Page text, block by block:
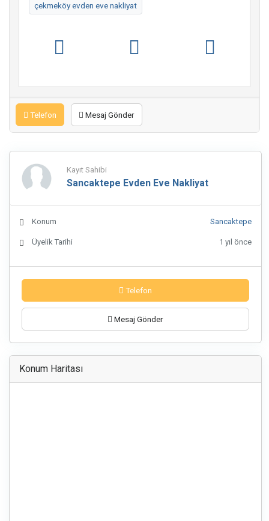
çekmeköy evden eve nakliyat
Telefon Mesaj Gönder
Kayıt Sahibi
Sancaktepe Evden Eve Nakliyat
Konum Sancaktepe
Üyelik Tarihi 1 yıl önce
Telefon
Mesaj Gönder
Konum Haritası